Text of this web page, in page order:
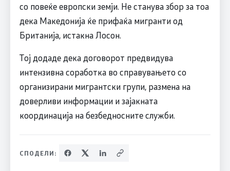
со повеќе европски земји. Не станува збор за тоа
дека Македонија ќе прифаќа мигранти од
Британија, истакна Лосон.
Тој додаде дека договорот предвидува
интензивна соработка во справувањето со
организирани мигрантски групи, размена на
доверливи информации и зајакната
координација на безбедносните служби.
СПОДЕЛИ: